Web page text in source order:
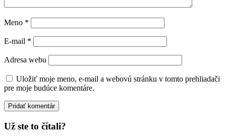
Meno *
E-mail *
Adresa webu
Uložiť moje meno, e-mail a webovú stránku v tomto prehliadači
pre moje budúce komentáre.
Už ste to čítali?